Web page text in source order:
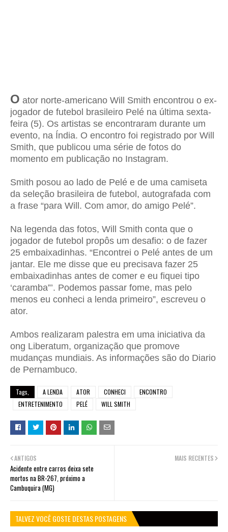
O ator norte-americano Will Smith encontrou o ex-
jogador de futebol brasileiro Pelé na última sexta-
feira (5). Os artistas se encontraram durante um
evento, na Índia. O encontro foi registrado por Will
Smith, que publicou uma série de fotos do
momento em publicação no Instagram.
Smith posou ao lado de Pelé e de uma camiseta
da seleção brasileira de futebol, autografada com
a frase “para Will. Com amor, do amigo Pelé”.
Na legenda das fotos, Will Smith conta que o
jogador de futebol propôs um desafio: o de fazer
25 embaixadinhas. “Encontrei o Pelé antes de um
jantar. Ele me disse que eu precisava fazer 25
embaixadinhas antes de comer e eu fiquei tipo
‘caramba”’. Podemos passar fome, mas pelo
menos eu conheci a lenda primeiro”, escreveu o
ator.
Ambos realizaram palestra em uma iniciativa da
ong Liberatum, organização que promove
mudanças mundiais. As informações são do Diario
de Pernambuco.
Tags, A LENDA ATOR CONHECI
ENCONTRO
ENTRETENIMENTO
PELÉ WILL SMITH
MAIS RECENTES
ANTIGOS
Acidente entre carros deixa sete
mortos na BR-267, próximo a
Cambuquira (MG)
TALVEZ VOCÊ GOSTE DESTAS POSTAGENS